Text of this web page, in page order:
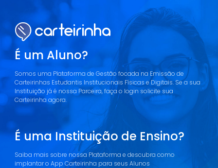
É um Aluno?
Somos uma Plataforma de Gestão focada na Emissão de
Carteirinhas Estudantis Institucionais Físicas e Digitais. Se a sua
Instituição já é nossa Parceira, faça o login solicite sua
Carteirinha agora.
É uma Instituição de Ensino?
Saiba mais sobre nossa Plataforma e descubra como
implantar o App Carteirinha para seus Alunos